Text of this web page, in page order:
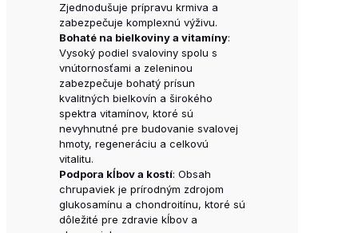
Zjednodušuje prípravu krmiva a
zabezpečuje komplexnú výživu.
Bohaté na bielkoviny a vitamíny:
Vysoký podiel svaloviny spolu s
vnútornosťami a zeleninou
zabezpečuje bohatý prísun
kvalitných bielkovín a širokého
spektra vitamínov, ktoré sú
nevyhnutné pre budovanie svalovej
hmoty, regeneráciu a celkovú
vitalitu.
Podpora kĺbov a kostí: Obsah
chrupaviek je prírodným zdrojom
glukosamínu a chondroitínu, ktoré sú
dôležité pre zdravie kĺbov a